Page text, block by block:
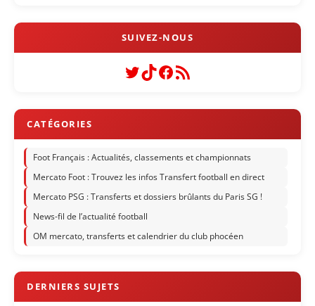
Twitter
TikTok
Facebook
Flux RSS
Foot Français : Actualités, classements et championnats
Mercato Foot : Trouvez les infos Transfert football en direct
Mercato PSG : Transferts et dossiers brûlants du Paris SG !
News-fil de l’actualité football
OM mercato, transferts et calendrier du club phocéen